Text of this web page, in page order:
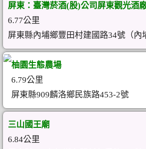
屏東：臺灣菸酒(股)公司屏東觀光酒
6.77公里
屏東縣內埔鄉豐田村建國路34號（內
柚園生態農場
6.79公里
屏東縣909麟洛鄉民族路453-2號
三山國王廟
6.84公里